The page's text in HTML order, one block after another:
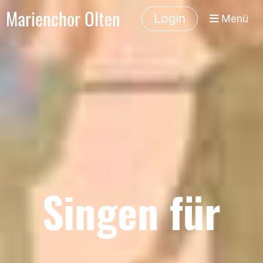
Marienchor Olten Login Menü
Singen für